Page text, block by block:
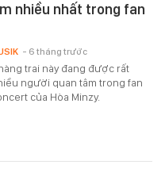
nhiều nhất trong fan
trai này đang được rất
người quan tâm trong fan
của Hòa Minzy.
- 6 tháng trước